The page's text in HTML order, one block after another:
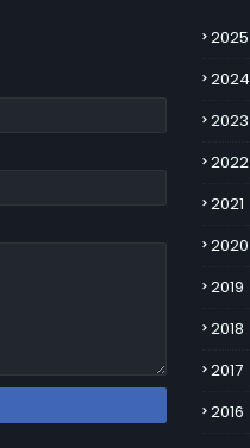
2025
2024
2023
2022
2021
2020
2019
2018
2017
2016